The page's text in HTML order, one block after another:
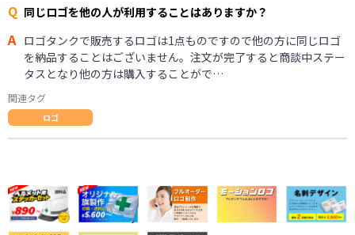
Q 同じロゴを他の人が利用することはありますか？
A ロゴタンクで販売するロゴは1点ものですので他の方に同じロゴ
を納品することはございません。注文が完了すると商談中ステー
タスとなり他の方は購入することがで…
関連タグ
ロゴ